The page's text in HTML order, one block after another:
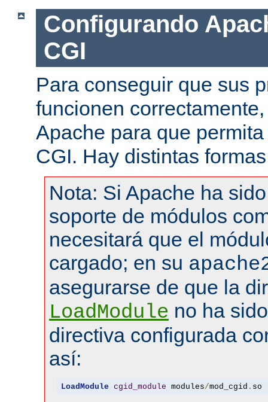
Configurando
CGI
Para conseguir que sus
funcionen
Apache para que
CGI. Hay distintas
Nota: Si Apache ha
soporte de módulos
necesitará que el
cargado; en su
asegurarse de que la
LoadModule no ha
directiva configurada
así:
LoadModule cgid_module modules/mod_cgid . so